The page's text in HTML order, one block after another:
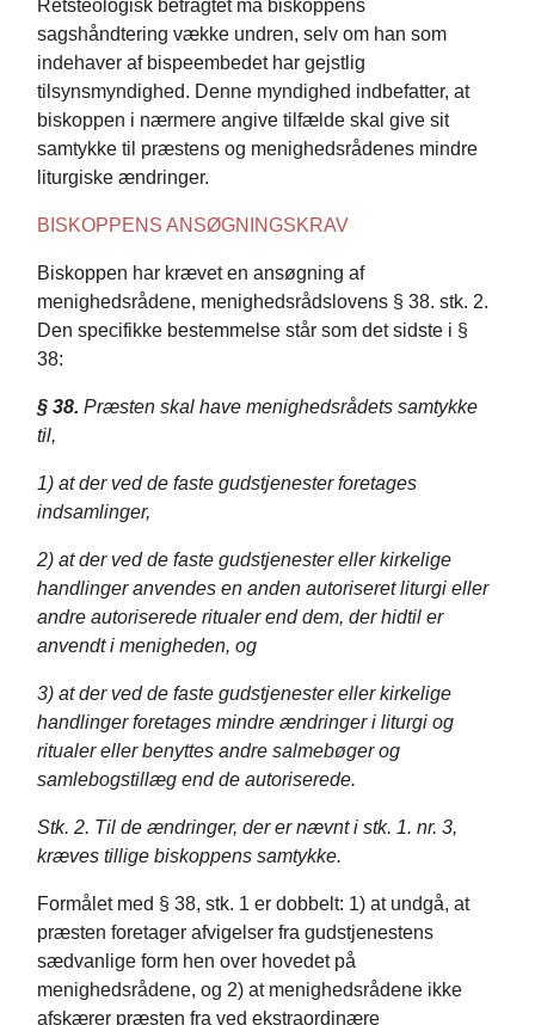
Retsteologisk betragtet må biskoppens
sagshåndtering vække undren, selv om han som
indehaver af bispeembedet har gejstlig
tilsynsmyndighed. Denne myndighed indbefatter, at
biskoppen i nærmere angive tilfælde skal give sit
samtykke til præstens og menighedsrådenes mindre
liturgiske ændringer.
BISKOPPENS ANSØGNINGSKRAV
Biskoppen har krævet en ansøgning af
menighedsrådene, menighedsrådslovens § 38. stk. 2.
Den specifikke bestemmelse står som det sidste i §
38:
§ 38. Præsten skal have menighedsrådets samtykke
til,
1) at der ved de faste gudstjenester foretages
indsamlinger,
2) at der ved de faste gudstjenester eller kirkelige
handlinger anvendes en anden autoriseret liturgi eller
andre autoriserede ritualer end dem, der hidtil er
anvendt i menigheden, og
3) at der ved de faste gudstjenester eller kirkelige
handlinger foretages mindre ændringer i liturgi og
ritualer eller benyttes andre salmebøger og
samlebogstillæg end de autoriserede.
Stk. 2. Til de ændringer, der er nævnt i stk. 1. nr. 3,
kræves tillige biskoppens samtykke.
Formålet med § 38, stk. 1 er dobbelt: 1) at undgå, at
præsten foretager afvigelser fra gudstjenestens
sædvanlige form hen over hovedet på
menighedsrådene, og 2) at menighedsrådene ikke
afskærer præsten fra ved ekstraordinære